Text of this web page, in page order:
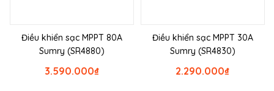
Điều khiển sạc MPPT 80A
Sumry (SR4880)
₫
3.590.000
Điều khiển sạc MPPT 30A
Sumry (SR4830)
₫
2.290.000